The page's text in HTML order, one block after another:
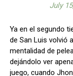
July
Ya en el segundo
de San Luis volvió
mentalidad de
dejándolo ver
juego, cuando